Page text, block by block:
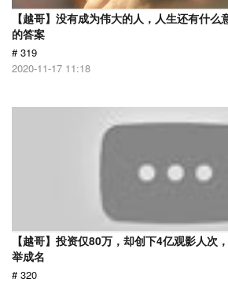
【越哥】没有成为伟大的人，人生还有什
的答案
# 319
2020-11-17 11:18
【越哥】投资仅80万，却创下4亿观影人次
举成名
# 320